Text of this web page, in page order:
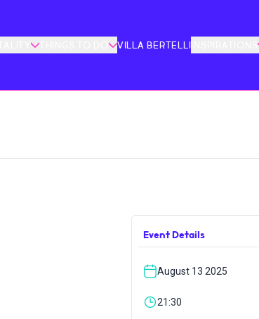
THINGS TO DO VILLA BERTELLI INSPIRATIONS
Event Details
August 13 2025
21:30